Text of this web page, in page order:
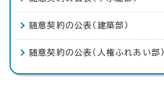
随意契約の公表（建築部）
随意契約の公表（人権ふれあい部）